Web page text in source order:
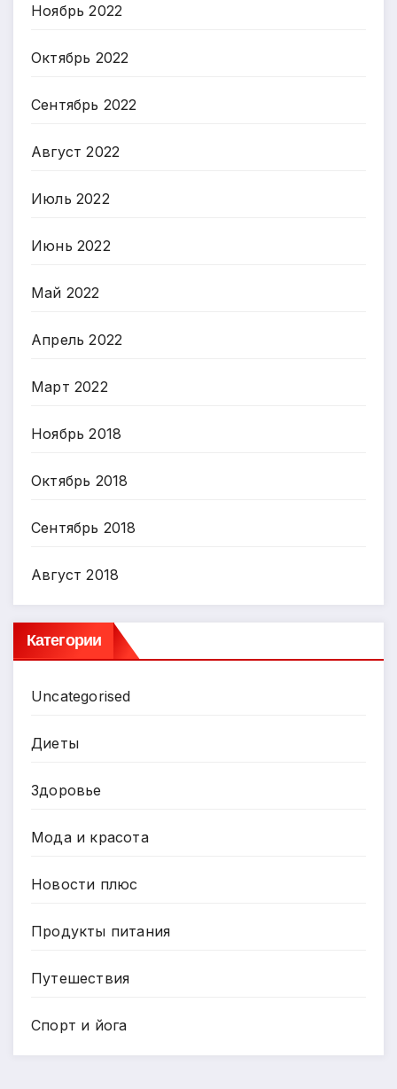
Ноябрь 2022
Октябрь 2022
Сентябрь 2022
Август 2022
Июль 2022
Июнь 2022
Май 2022
Апрель 2022
Март 2022
Ноябрь 2018
Октябрь 2018
Сентябрь 2018
Август 2018
Категории
Uncategorised
Диеты
Здоровье
Мода и красота
Новости плюс
Продукты питания
Путешествия
Спорт и йога